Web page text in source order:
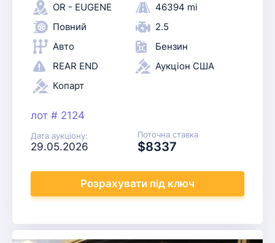
OR - EUGENE
46394 mi
Повний
2.5
Авто
Бензин
REAR END
Аукціон США
Копарт
лот # 2124
Дата аукціону:
29.05.2026
Поточна ставка
$8337
Розрахувати під ключ